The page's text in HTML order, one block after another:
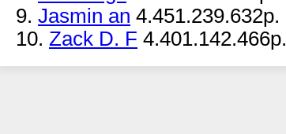
9. Jasmin an 4.451.239.632р.
10. Zack D. F 4.401.142.466р.